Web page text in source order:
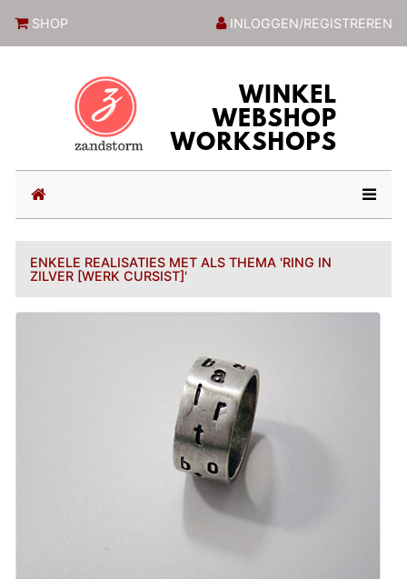
SHOP INLOGGEN/REGISTREREN
(current)
ENKELE REALISATIES MET ALS THEMA 'RING IN
ZILVER [WERK CURSIST]'